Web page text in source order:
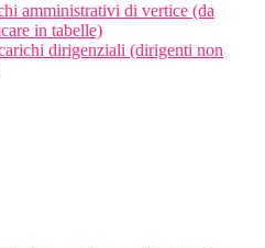
amministrativi di vertice (da
in tabelle)
dirigenziali (dirigenti non